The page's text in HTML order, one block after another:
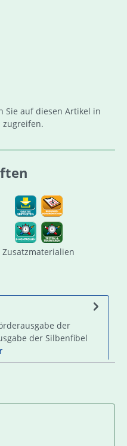
Sie auf diesen Artikel in
zugreifen.
Zusatzmaterialien
der
der Silbenfibel